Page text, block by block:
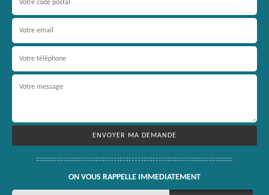
ON VOUS RAPPELLE IMMEDIATEMENT